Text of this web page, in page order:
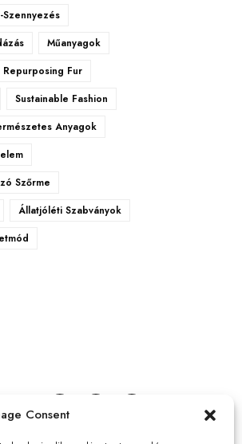
Consent
Műanyagok
Repurposing Fur
Sustainable Fashion
Anyagok
Szőrme
Állatjóléti Szabványok